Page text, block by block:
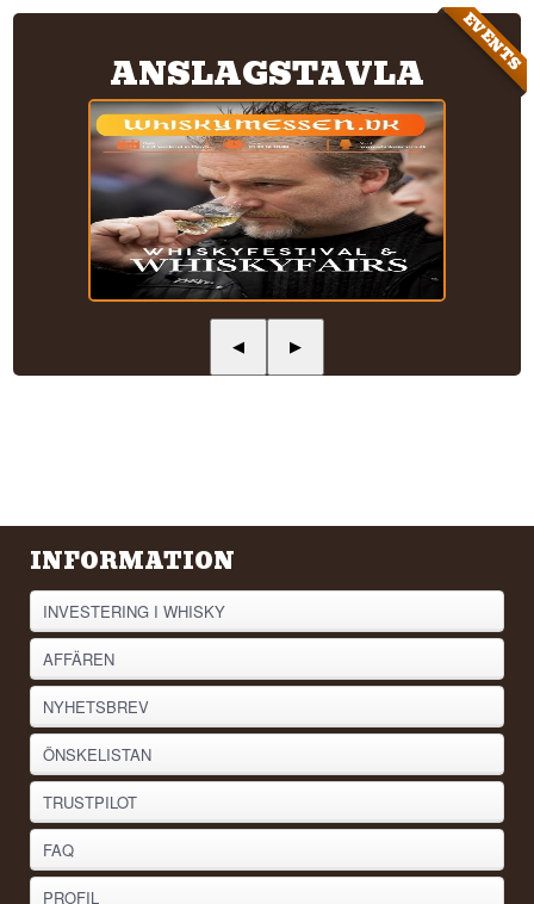
EVENTS
ANSLAGSTAVLA
◀ ▶
INFORMATION
INVESTERING I WHISKY
AFFÄREN
NYHETSBREV
ÖNSKELISTAN
TRUSTPILOT
FAQ
PROFIL